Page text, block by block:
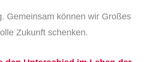
Gemeinsam können wir Großes
Zukunft schenken.